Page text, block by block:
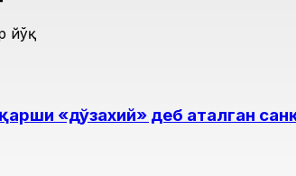
йўқ
«дўзахий» деб аталган